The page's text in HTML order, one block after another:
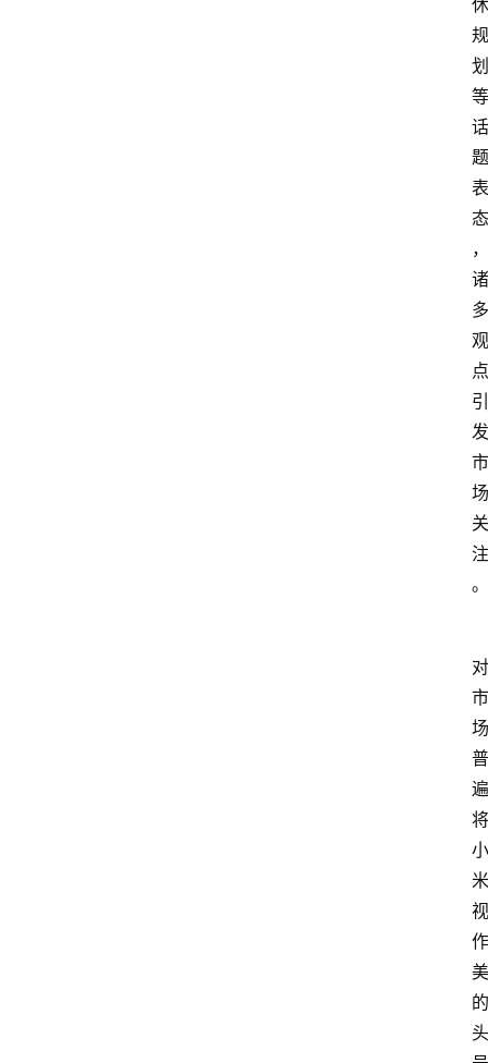
休
规
划
等
话
题
表
态
，
诸
多
观
点
引
发
市
场
关
注
。
对
市
场
普
遍
将
小
米
视
作
美
的
头